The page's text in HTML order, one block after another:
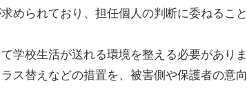
められており、担任個人の判断に委ねるこ
学校生活が送れる環境を整える必要がありま
ス替えなどの措置を、被害側や保護者の意